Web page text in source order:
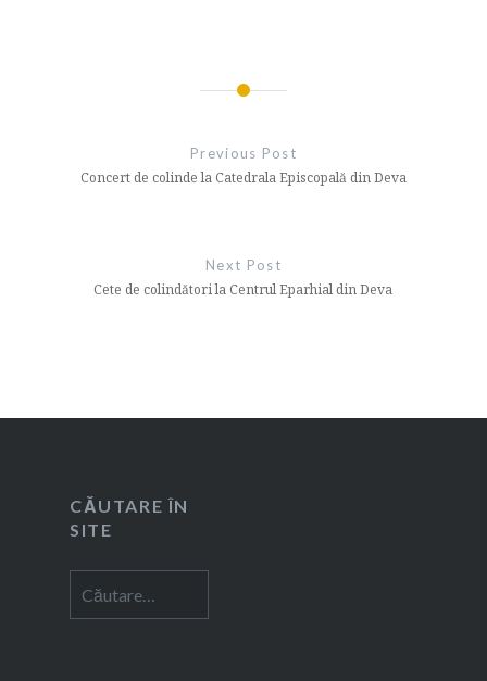
articole
Previous Post
Concert de colinde la Catedrala Episcopală din Deva
Next Post
Cete de colindători la Centrul Eparhial din Deva
CĂUTARE ÎN
SITE
după: